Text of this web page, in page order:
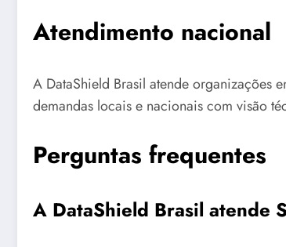
Atendimento nacional
A DataShield Brasil atende organizações
demandas locais e nacionais com visão
Perguntas frequentes
A DataShield Brasil atende